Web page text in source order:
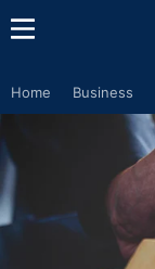
Home Business